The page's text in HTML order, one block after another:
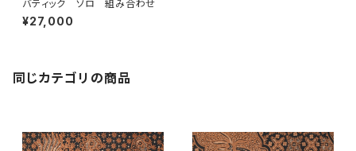
バティック ソロ 組み合わせ
¥27,000
同じカテゴリの商品